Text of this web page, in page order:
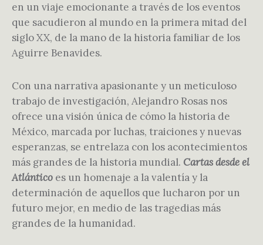
en un viaje emocionante a través de los eventos
que sacudieron al mundo en la primera mitad del
siglo XX, de la mano de la historia familiar de los
Aguirre Benavides.
Con una narrativa apasionante y un meticuloso
trabajo de investigación, Alejandro Rosas nos
ofrece una visión única de cómo la historia de
México, marcada por luchas, traiciones y nuevas
esperanzas, se entrelaza con los acontecimientos
más grandes de la historia mundial. Cartas desde el
Atlántico es un homenaje a la valentía y la
determinación de aquellos que lucharon por un
futuro mejor, en medio de las tragedias más
grandes de la humanidad.